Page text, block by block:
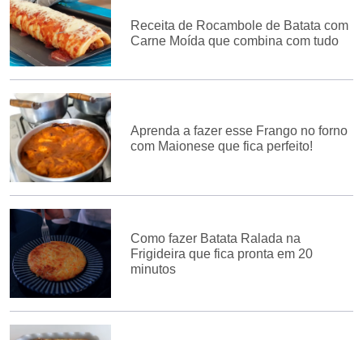
Receita de Rocambole de Batata com
Carne Moída que combina com tudo
Aprenda a fazer esse Frango no forno
com Maionese que fica perfeito!
Como fazer Batata Ralada na
Frigideira que fica pronta em 20
minutos